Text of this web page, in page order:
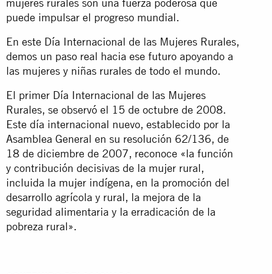
puede impulsar el progreso mundial.
En este Día Internacional de las Mujeres Rurales,
demos un paso real hacia ese futuro apoyando a
las mujeres y niñas rurales de todo el mundo.
El primer Día Internacional de las Mujeres
Rurales, se observó el 15 de octubre de 2008.
Este día internacional nuevo, establecido por la
Asamblea General en su resolución 62/136, de
18 de diciembre de 2007, reconoce «la función
y contribución decisivas de la mujer rural,
incluida la mujer indígena, en la promoción del
desarrollo agrícola y rural, la mejora de la
seguridad alimentaria y la erradicación de la
pobreza rural».